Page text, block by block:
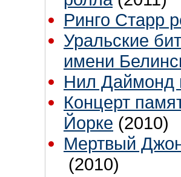
Ринго Старр
Уральские
имени
Нил Даймонд
Концерт
Йорке (2010)
Мертвый
(2010)